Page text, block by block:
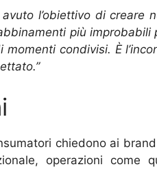
l’obiettivo di creare
più
condivisi. È
chiedono ai
operazioni come